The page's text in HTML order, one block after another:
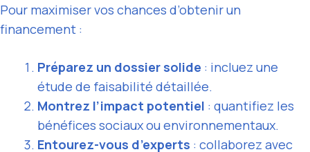
Pour maximiser vos chances d’obtenir un
financement :
Préparez un dossier solide : incluez une
étude de faisabilité détaillée.
Montrez l’impact potentiel : quantifiez les
bénéfices sociaux ou environnementaux.
Entourez-vous d’experts : collaborez avec